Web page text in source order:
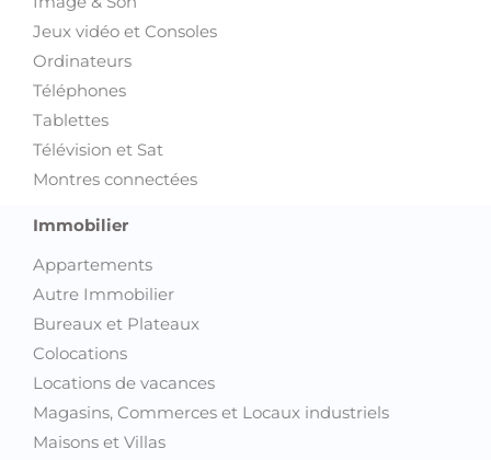
Jeux vidéo et Consoles
Ordinateurs
Téléphones
Tablettes
Télévision et Sat
Montres connectées
Immobilier
Appartements
Autre Immobilier
Bureaux et Plateaux
Colocations
Locations de vacances
Magasins, Commerces et Locaux industriels
Maisons et Villas